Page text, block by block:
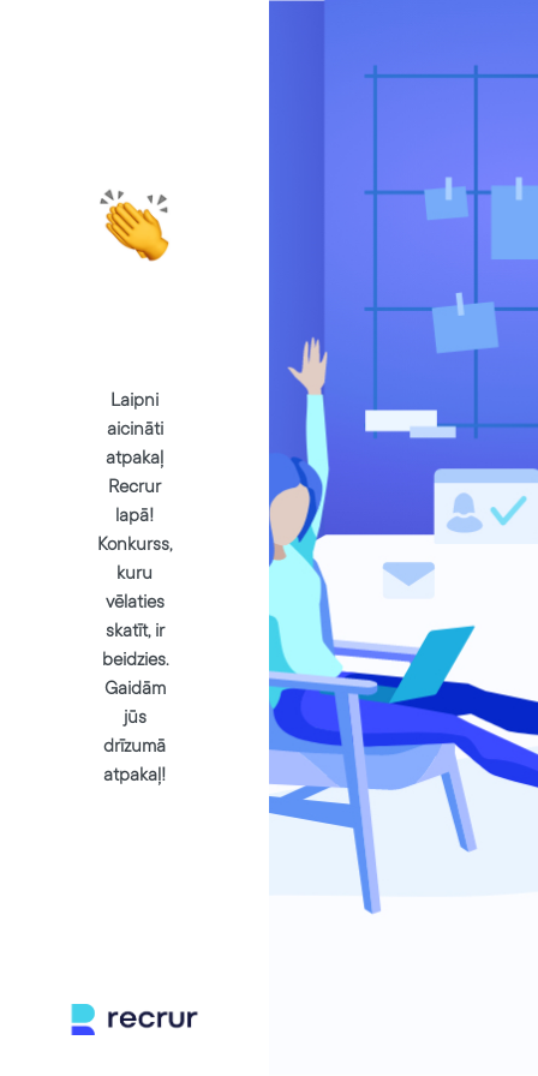
Laipni
aicināti
atpakaļ
Recrur
lapā!
Konkurss,
kuru
vēlaties
skatīt, ir
beidzies.
Gaidām
jūs
drīzumā
atpakaļ!